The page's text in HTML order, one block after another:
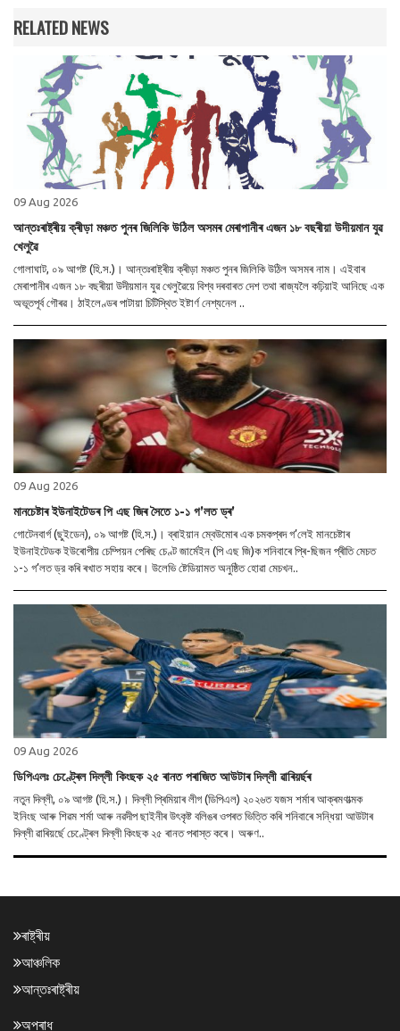
RELATED NEWS
09 Aug 2026
আন্তঃৰাষ্ট্ৰীয় ক্ৰীড়া মঞ্চত পুনৰ জিলিকি উঠিল অসমৰ মেৰাপানীৰ এজন ১৮ বছৰীয়া উদীয়মান যুৱ
খেলুৱৈ
গোলাঘাট, ০৯ আগষ্ট (হি.স.)। আন্তঃৰাষ্ট্ৰীয় ক্ৰীড়া মঞ্চত পুনৰ জিলিকি উঠিল অসমৰ নাম। এইবাৰ
মেৰাপানীৰ এজন ১৮ বছৰীয়া উদীয়মান যুৱ খেলুৱৈয়ে বিশ্ব দৰবাৰত দেশ তথা ৰাজ্যলৈ কঢ়িয়াই আনিছে এক
অভূতপূৰ্ব গৌৰৱ। ঠাইলেণ্ডৰ পাটায়া চিটিস্থিত ইষ্টাৰ্ণ নেশ্যনেল ..
09 Aug 2026
মানচেষ্টাৰ ইউনাইটেডৰ পি এছ জিৰ সৈতে ১-১ গ’লত ড্ৰ’
গোটেনবাৰ্গ (ছুইডেন), ০৯ আগষ্ট (হি.স.)। ব্ৰাইয়ান ম্বেউমোৰ এক চমকপ্ৰদ গ’লেই মানচেষ্টাৰ
ইউনাইটেডক ইউৰোপীয় চেম্পিয়ন পেৰিছ চেণ্ট জাৰ্মেইন (পি এছ জি)ক শনিবাৰে প্ৰি-ছিজন প্ৰীতি মেচত
১-১ গ’লত ড্র কৰি ৰখাত সহায় কৰে। উলেভি ষ্টেডিয়ামত অনুষ্ঠিত হোৱা মেচখন..
09 Aug 2026
ডিপিএলঃ চেণ্ট্ৰেল দিল্লী কিংছক ২৫ ৰানত পৰাজিত আউটাৰ দিল্লী ৱাৰিয়ৰ্ছৰ
নতুন দিল্লী, ০৯ আগষ্ট (হি.স.)। দিল্লী প্ৰিমিয়াৰ লীগ (ডিপিএল) ২০২৬ত যজস শৰ্মাৰ আক্ৰমণাত্মক
ইনিংছ আৰু শিৱম শৰ্মা আৰু নৱদীপ ছাইনীৰ উৎকৃষ্ট বলিঙৰ ওপৰত ভিত্তি কৰি শনিবাৰে সন্ধিয়া আউটাৰ
দিল্লী ৱাৰিয়ৰ্ছে চেণ্ট্ৰেল দিল্লী কিংছক ২৫ ৰানত পৰাস্ত কৰে। অৰুণ..
ৰাষ্ট্ৰীয়
আঞ্চলিক
আন্তঃৰাষ্ট্ৰীয়
অপৰাধ